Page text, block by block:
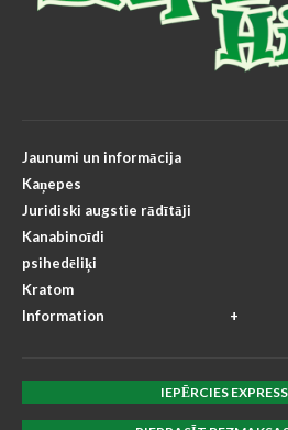
Jaunumi un informācija
Kaņepes
Juridiski augstie rādītāji
Kanabinoīdi
psihedēliķi
Kratom
Information
IEPĒRCIES